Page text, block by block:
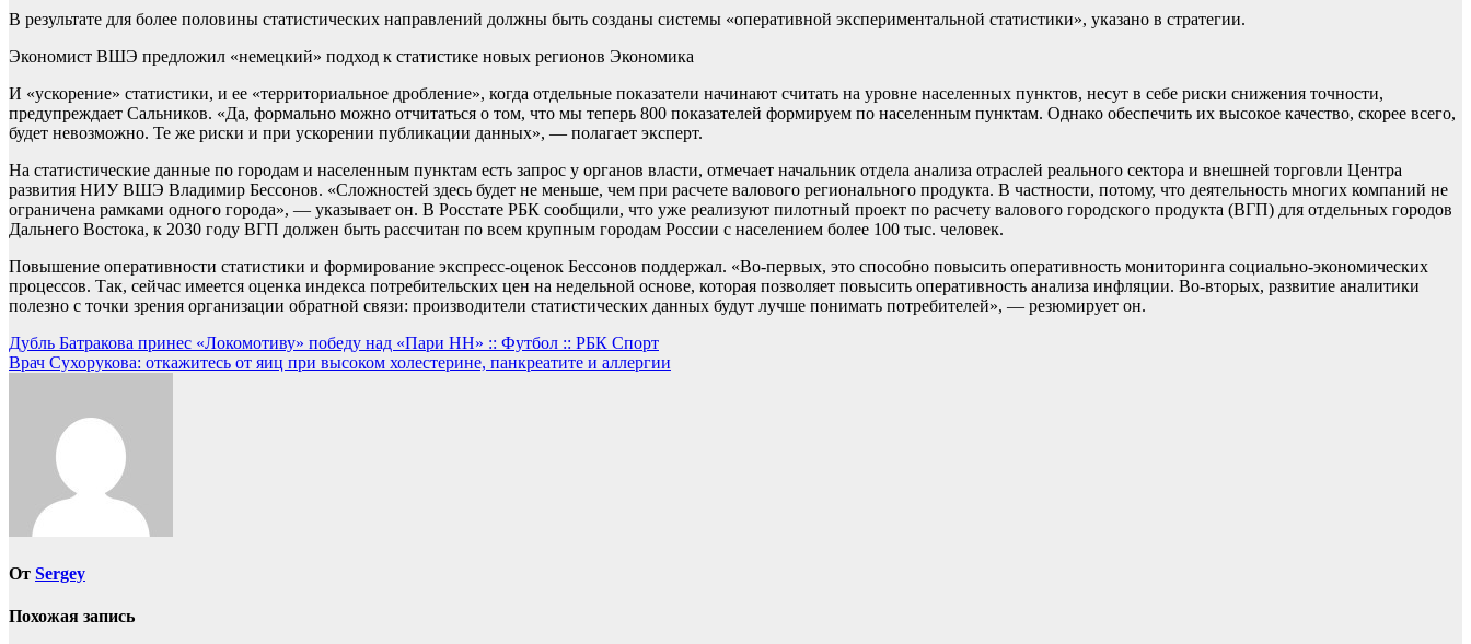
В результате для более половины статистических направлений должны быть созданы системы «оперативной экспериментальной статистики», указано в стратегии.
Экономист ВШЭ предложил «немецкий» подход к статистике новых регионов Экономика
И «ускорение» статистики, и ее «территориальное дробление», когда отдельные показатели начинают считать на уровне населенных пунктов, несут в себе риски снижения точности,
предупреждает Сальников. «Да, формально можно отчитаться о том, что мы теперь 800 показателей формируем по населенным пунктам. Однако обеспечить их высокое качество, скорее всего,
будет невозможно. Те же риски и при ускорении публикации данных», — полагает эксперт.
На статистические данные по городам и населенным пунктам есть запрос у органов власти, отмечает начальник отдела анализа отраслей реального сектора и внешней торговли Центра
развития НИУ ВШЭ Владимир Бессонов. «Сложностей здесь будет не меньше, чем при расчете валового регионального продукта. В частности, потому, что деятельность многих компаний не
ограничена рамками одного города», — указывает он. В Росстате РБК сообщили, что уже реализуют пилотный проект по расчету валового городского продукта (ВГП) для отдельных городов
Дальнего Востока, к 2030 году ВГП должен быть рассчитан по всем крупным городам России с населением более 100 тыс. человек.
Повышение оперативности статистики и формирование экспресс-оценок Бессонов поддержал. «Во-первых, это способно повысить оперативность мониторинга социально-экономических
процессов. Так, сейчас имеется оценка индекса потребительских цен на недельной основе, которая позволяет повысить оперативность анализа инфляции. Во-вторых, развитие аналитики
полезно с точки зрения организации обратной связи: производители статистических данных будут лучше понимать потребителей», — резюмирует он.
Навигация
по
Дубль Батракова принес «Локомотиву» победу над «Пари НН» :: Футбол :: РБК Спорт
Врач Сухорукова: откажитесь от яиц при высоком холестерине, панкреатите и аллергии
От Sergey
Похожая запись